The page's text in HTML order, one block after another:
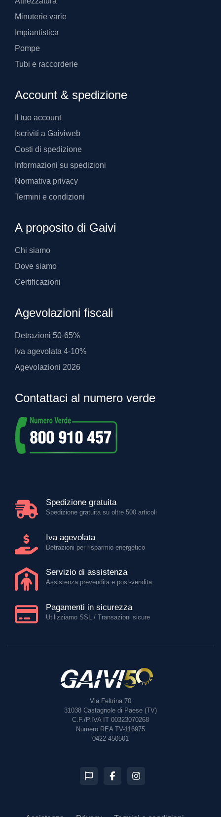
Minuterie varie
Impiantistica
Pompe
Tubi e raccorderie
Account & spedizione
Il tuo account
Iscriviti a Gaiviweb
Costi di spedizione
Informazioni su spedizioni
Normativa privacy
Termini e condizioni
A proposito di Gaivi
Chi siamo
Dove siamo
Certificazioni
Agevolazioni fiscali
Detrazioni 50-65%
Iva agevolata 4-10%
Agevolazioni 2026
Contattaci al numero verde
Spedizione gratuita
Spedizione gratuita su oltre 500 articoli
Iva agevolata
Detrazioni per risparmio energetico
Servizio di assistenza
Assistenza prevendita e post-vendita
Pagamenti in sicurezza
Utilizziamo SSL / Transazioni sicure
Via Feltrina 70
31038 Castagnole di Paese (TV)
C.F./P.IVA IT 00323070268
Numero REA TV-116975
0422 450501